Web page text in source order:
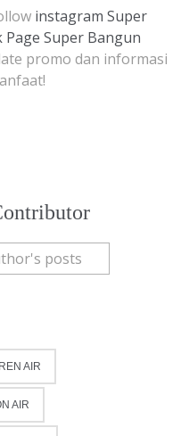
instagram Super
Page Super Bangun
promo dan informasi
posts
AIR
AIR